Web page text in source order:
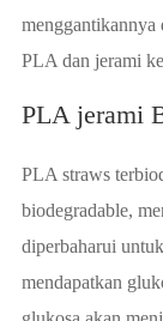
menggantikannya
PLA dan jerami
PLA jerami
PLA straws
biodegradable,
diperbaharui
mendapatkan